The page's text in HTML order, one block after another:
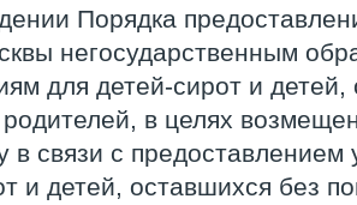
Порядка
негосударственным
для детей-сирот и
в целях
в связи с
и детей, оставшихся без